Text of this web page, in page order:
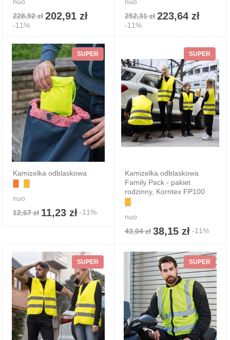
nuo
228,92 zł 202,91 zł
-11%
nuo
252,31 zł 223,64 zł
-11%
SUPER
Kamizelka odblaskowa
nuo
12,67 zł 11,23 zł -11%
SUPER
Kamizelka odblaskowa
Family Pack - pakiet
rodzinny, Korntex FP100
nuo
43,04 zł 38,15 zł -11%
SUPER SUPER